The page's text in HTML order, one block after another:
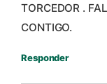
TORCEDOR .
CONTIGO.
Responder